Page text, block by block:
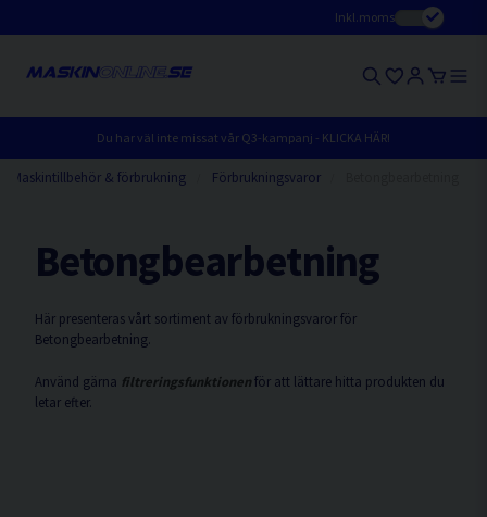
Inkl.moms
Du har väl inte missat vår Q3-kampanj - KLICKA HÄR!
Maskintillbehör & förbrukning Förbrukningsvaror
Betongbearbetning
Här presenteras vårt sortiment av förbrukningsvaror för
Betongbearbetning.
Använd gärna filtreringsfunktionenför att lättare hitta produkten du
letar efter.